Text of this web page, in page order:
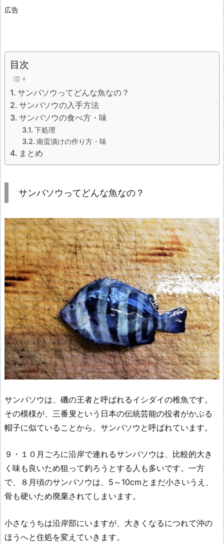
広告
目次
サンバソウってどんな魚なの？
サンバソウの入手方法
サンバソウの食べ方・味
下処理
南蛮漬けの作り方・味
まとめ
サンバソウってどんな魚なの？
サンバソウは、磯の王者と呼ばれるイシダイの稚魚です。
その模様が、三番叟という日本の伝統芸能の役者がかぶる
帽子に似ていることから、サンバソウと呼ばれています。
９・１０月ごろに沿岸で連れるサンバソウは、比較的大き
く味も良いため狙って釣ろうとする人も多いです。一方
で、８月頃のサンバソウは、5～10cmとまだ小さいうえ、
骨も硬いため廃棄されてしまいます。
小さなうちは沿岸部にいますが、大きくなるにつれて沖の
ほうへと住処を変えていきます。